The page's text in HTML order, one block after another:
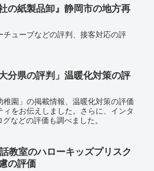
の紙製品卸』静岡市の地方再
ューブなどの評判、接客対応の評
分県の評判」温暖化対策の評
園」の掲載情報、温暖化対策の評価
をお伝えしました。さらに、インタ
などの評価も調べました。
教室のハローキッズプリスク
の評価